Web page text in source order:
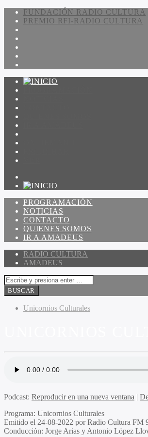
FUNDACIÓN RADIO CULTURA
PREMIO RFI-RADIO CULTURA
PROGRAMACIÓN
NOTICIAS
CONTACTO
QUIENES SOMOS
IR A AMADEUS
RADIO CULTURA
AMADEUS
Unicornios Culturales
Podcast: Reproducir en una nueva ventana |
Programa: Unicornios Culturales
Emitido el 24-08-2022 por Radio Cultura FM
Conducción: Jorge Arias y Antonio López